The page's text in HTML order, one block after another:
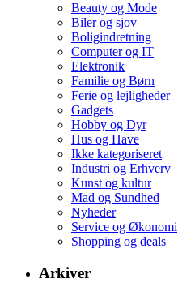
Beauty og Mode
Biler og sjov
Boligindretning
Computer og IT
Elektronik
Familie og Børn
Ferie og lejligheder
Gadgets
Hobby og Dyr
Hus og Have
Ikke kategoriseret
Industri og Erhverv
Kunst og kultur
Mad og Sundhed
Nyheder
Service og Økonomi
Shopping og deals
Arkiver